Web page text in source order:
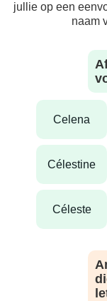
jullie op een
naam
celena
célestine
céleste